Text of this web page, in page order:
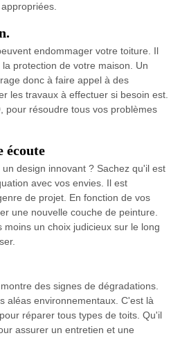
endommager votre toiture. Il
protection de votre maison. Un
donc à faire appel à des
les travaux à effectuer si besoin est.
pour résoudre tous vos problèmes
écoute
design innovant ? Sachez qu'il est
avec vos envies. Il est
de projet. En fonction de vos
une nouvelle couche de peinture.
un choix judicieux sur le long
des signes de dégradations.
aléas environnementaux. C'est là
réparer tous types de toits. Qu'il
assurer un entretien et une